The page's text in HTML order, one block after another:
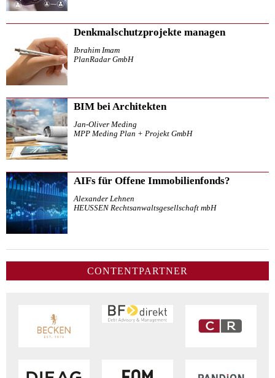
Denkmalschutzprojekte managen
Ibrahim Imam
PlanRadar GmbH
BIM bei Architekten
Jan-Oliver Meding
MPP Meding Plan + Projekt GmbH
AIFs für Offene Immobilienfonds?
Alexander Lehnen
HEUSSEN Rechtsanwaltsgesellschaft mbH
CONTENTPARTNER